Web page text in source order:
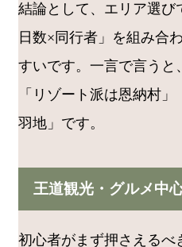
結論として、エリア選び
日数×同行者」を組み合
すいです。一言で言うと
「リゾート派は恩納村
羽地」です。
王道観光・グルメ中
初心者がまず押さえるべ